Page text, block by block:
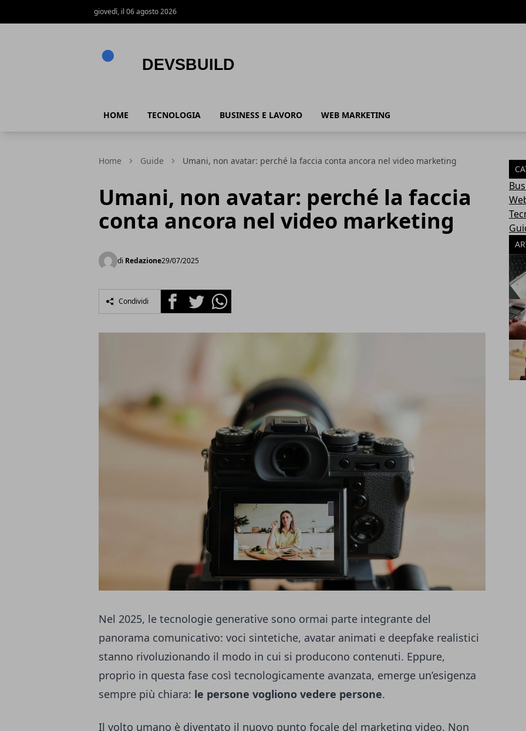
giovedì, il 06 agosto 2026
HOME TECNOLOGIA BUSINESS E LAVORO WEB MARKETING
Home Guide Umani, non avatar: perché la faccia conta ancora nel video marketing
Umani, non avatar: perché la faccia
conta ancora nel video marketing
di Redazione29/07/2025
Condividi FacebookTwitterWhatsapp
Nel 2025, le tecnologie generative sono ormai parte integrante del
panorama comunicativo: voci sintetiche, avatar animati e deepfake realistici
stanno rivoluzionando il modo in cui si producono contenuti. Eppure,
proprio in questa fase così tecnologicamente avanzata, emerge un’esigenza
sempre più chiara: le persone vogliono vedere persone.
Il volto umano è diventato il nuovo punto focale del marketing video. Non